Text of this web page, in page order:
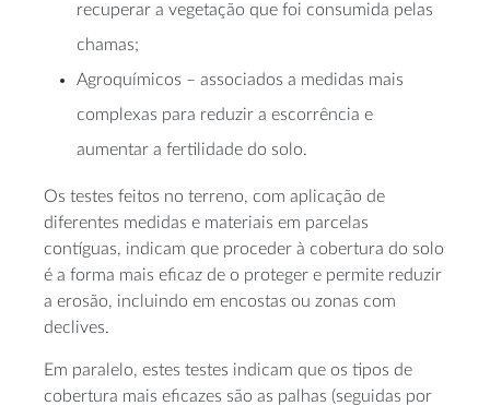
recuperar a vegetação que foi consumida pelas
chamas;
Agroquímicos – associados a medidas mais
complexas para reduzir a escorrência e
aumentar a fertilidade do solo.
Os testes feitos no terreno, com aplicação de
diferentes medidas e materiais em parcelas
contíguas, indicam que proceder à cobertura do solo
é a forma mais eficaz de o proteger e permite reduzir
a erosão, incluindo em encostas ou zonas com
declives.
Em paralelo, estes testes indicam que os tipos de
cobertura mais eficazes são as palhas (seguidas por